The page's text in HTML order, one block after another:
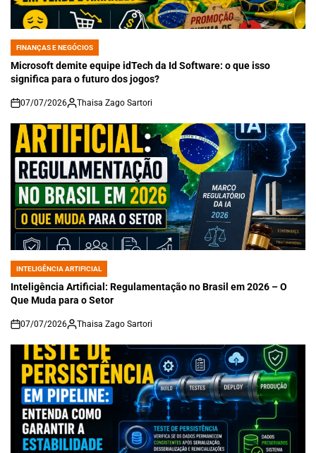
POSTED
IN
FINANÇAS E NEGÓCIOS
Microsoft demite equipe idTech da Id Software: o que isso
significa para o futuro dos jogos?
on
07/07/2026 Thaisa Zago Sartori
POSTED
IN
INTELIGÊNCIA ARTIFICIAL
Inteligência Artificial: Regulamentação no Brasil em 2026 – O
Que Muda para o Setor
on
07/07/2026 Thaisa Zago Sartori